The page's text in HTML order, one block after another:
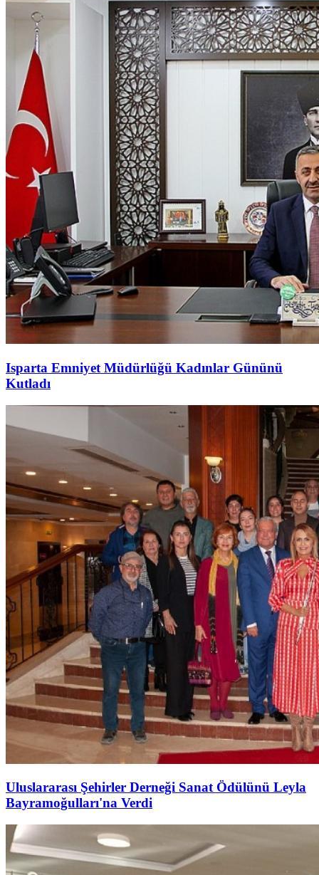
Isparta Emniyet Müdürlüğü Kadınlar Gününü
Kutladı
Uluslararası Şehirler Derneği Sanat Ödülünü Leyla
Bayramoğulları'na Verdi